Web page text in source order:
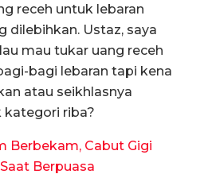
receh untuk lebaran
dilebihkan. Ustaz, saya
mau tukar uang receh
bagi lebaran tapi kena
atau seikhlasnya
kategori riba?
Berbekam, Cabut Gigi
Berpuasa